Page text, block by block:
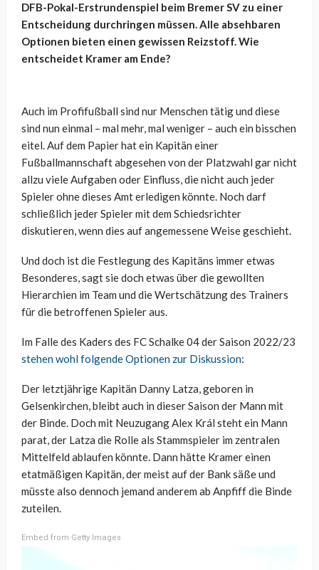
DFB-Pokal-Erstrundenspiel beim Bremer SV zu einer
Entscheidung durchringen müssen. Alle absehbaren
Optionen bieten einen gewissen Reizstoff. Wie
entscheidet Kramer am Ende?
Auch im Profifußball sind nur Menschen tätig und diese
sind nun einmal – mal mehr, mal weniger – auch ein bisschen
eitel. Auf dem Papier hat ein Kapitän einer
Fußballmannschaft abgesehen von der Platzwahl gar nicht
allzu viele Aufgaben oder Einfluss, die nicht auch jeder
Spieler ohne dieses Amt erledigen könnte. Noch darf
schließlich jeder Spieler mit dem Schiedsrichter
diskutieren, wenn dies auf angemessene Weise geschieht.
Und doch ist die Festlegung des Kapitäns immer etwas
Besonderes, sagt sie doch etwas über die gewollten
Hierarchien im Team und die Wertschätzung des Trainers
für die betroffenen Spieler aus.
Im Falle des Kaders des FC Schalke 04 der Saison 2022/23
stehen wohl folgende Optionen zur Diskussion:
Der letztjährige Kapitän Danny Latza, geboren in
Gelsenkirchen, bleibt auch in dieser Saison der Mann mit
der Binde. Doch mit Neuzugang Alex Král steht ein Mann
parat, der Latza die Rolle als Stammspieler im zentralen
Mittelfeld ablaufen könnte. Dann hätte Kramer einen
etatmäßigen Kapitän, der meist auf der Bank säße und
müsste also dennoch jemand anderem ab Anpfiff die Binde
zuteilen.
Embed from Getty Images